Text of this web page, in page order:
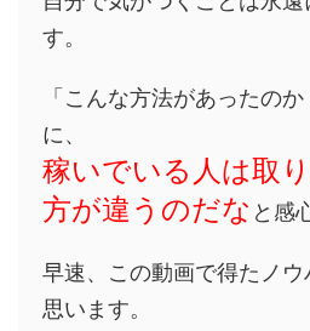
す。
「こんな方法があったの
に、
稼いでいる人は取
方が違うのだな と感
早速、この動画で得たノウ
思います。